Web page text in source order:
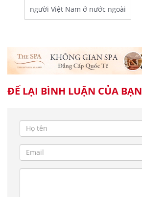
người Việt Nam ở nước ngoài
ĐỂ LẠI BÌNH LUẬN CỦA BẠN